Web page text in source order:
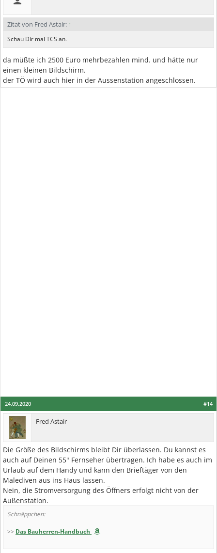
Zitat von Fred Astair: ↑
Schau Dir mal TCS an.
da müßte ich 2500 Euro mehrbezahlen mind. und hätte nur
einen kleinen Bildschirm.
der TÖ wird auch hier in der Aussenstation angeschlossen.
#14
24.09.2020
Fred Astair
Die Größe des Bildschirms bleibt Dir überlassen. Du kannst es
auch auf Deinen 55" Fernseher übertragen. Ich habe es auch im
Urlaub auf dem Handy und kann den Brieftäger von den
Malediven aus ins Haus lassen.
Nein, die Stromversorgung des Öffners erfolgt nicht von der
Außenstation.
Schnäppchen:
>> Das Bauherren-Handbuch